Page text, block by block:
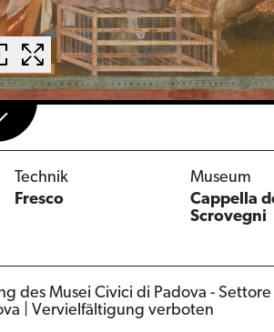
Technik
Fresco
Museum
Cappella
Scrovegni
Musei Civici di Padova - Settore
| Vervielfältigung verboten